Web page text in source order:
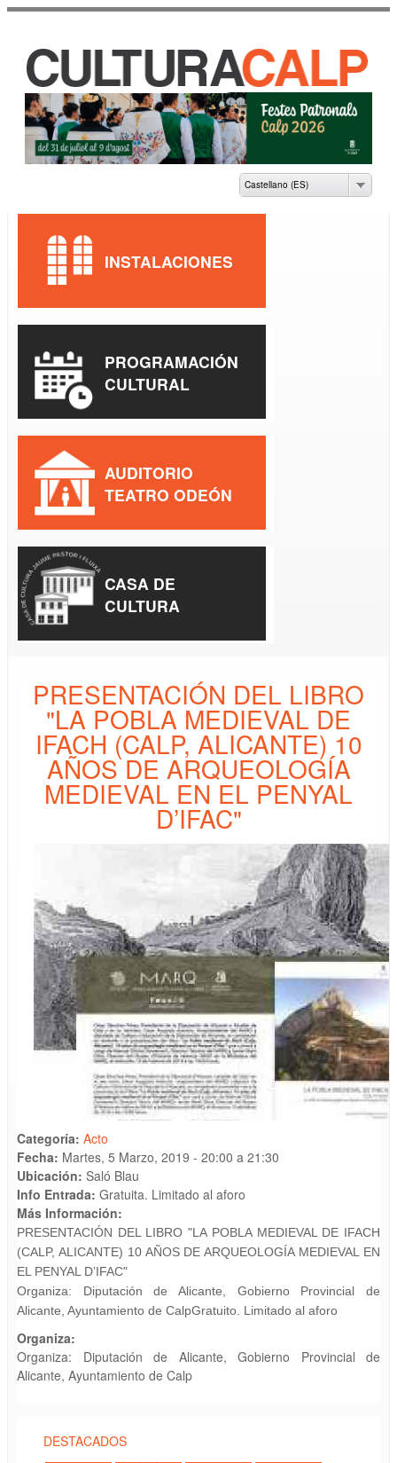
principal
CASA DE CULTURA
JAUME PASTOR I
Castellano (ES)
PRESENTACIÓN DEL LIBRO
"LA POBLA MEDIEVAL DE
IFACH (CALP, ALICANTE) 10
AÑOS DE ARQUEOLOGÍA
MEDIEVAL EN EL PENYAL
D’IFAC"
Categoría: Acto
Fecha: Martes, 5 Marzo, 2019 - 20:00 a 21:30
Ubicación: Saló Blau
Info Entrada: Gratuita. Limitado al aforo
Más Información:
PRESENTACIÓN DEL LIBRO"LA POBLA MEDIEVAL DE IFACH
(CALP, ALICANTE) 10 AÑOS DE ARQUEOLOGÍA MEDIEVAL EN
EL PENYAL D’IFAC"
Organiza: Diputación de Alicante, Gobierno Provincial de
Alicante, Ayuntamiento de CalpGratuito. Limitado al aforo
Organiza:
Organiza: Diputación de Alicante, Gobierno Provincial de
Alicante, Ayuntamiento de Calp
DESTACADOS
INSTALACIONES
PROGRAMACIÓN
CULTURAL
AUDITORIO
TEATRO ODEÓN
CASA DE
CULTURA